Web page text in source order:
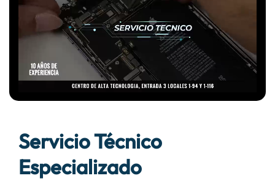
Servicio Técnico
Especializado